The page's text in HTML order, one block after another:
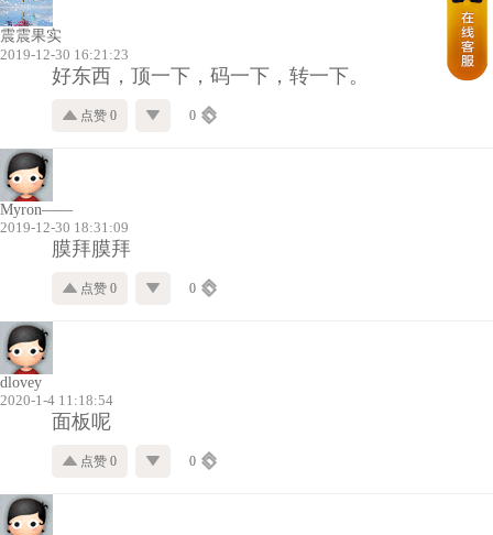
震震果实
2019-12-30 16:21:23
好东西，顶一下，码一下，转一下。
点赞 0 0
Myron——
2019-12-30 18:31:09
膜拜膜拜
点赞 0 0
dlovey
2020-1-4 11:18:54
面板呢
点赞 0 0